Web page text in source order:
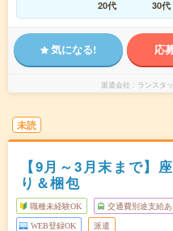
20代
30代
気になる! 応
派遣会社 ランスタ
未読
【9月～3月末まで】
り＆梱包
職種未経験OK 交通費別途支給あ
WEB登録OK 派遣